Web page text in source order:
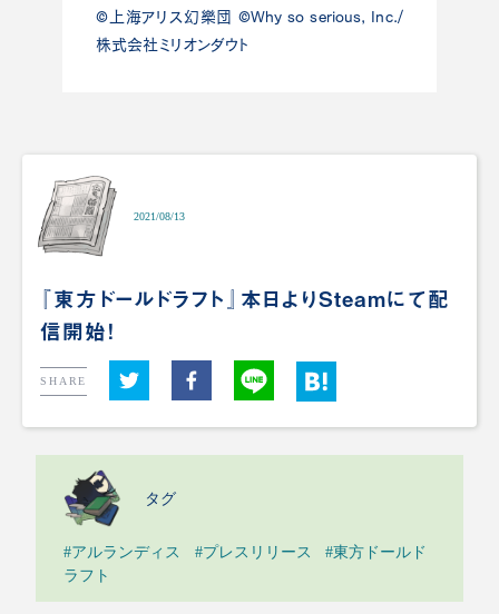
©上海アリス幻樂団 ©Why so serious, Inc./
株式会社ミリオンダウト
2021/08/13
『東方ドールドラフト』本日よりSteamにて配
信開始！
SHARE
タグ
#アルランディス #プレスリリース
#東方ドールド
ラフト